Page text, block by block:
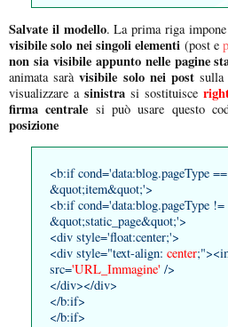
Salvate il modello. La prima riga
visibile solo nei singoli elementi (post e
non sia visibile appunto nelle pagine
animata saràvisibile solo nei postsulla
visualizzare a sinistrasi sostituisce
firma centrale si può usare questo
posizione
<b:if cond='data:blog.pageType ==
&quot;item&quot;'>
<b:if cond='data:blog.pageType !=
&quot;static_page&quot;'>
<div style='float:center;'>
<div style="text-align: center
src='URL_Immagine' />
</div></div>
</b:if>
</b:if>